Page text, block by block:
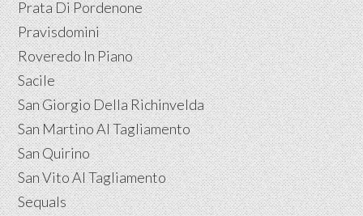
Prata Di Pordenone
Pravisdomini
Roveredo In Piano
Sacile
San Giorgio Della Richinvelda
San Martino Al Tagliamento
San Quirino
San Vito Al Tagliamento
Sequals